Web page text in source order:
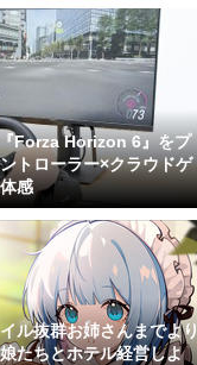
Forza Horizon 6』をプ
トローラー×クラウドゲ
感
ル抜群お姉さんまでより
たちとホテル経営しよ